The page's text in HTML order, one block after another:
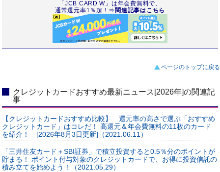
「JCB CARD W」は年会費無料で、
通常還元率1％超！⇒ 関連記事はこちら
ページのトップに戻る
クレジットカードおすすめ最新ニュース[2026年]の関連記
事
【クレジットカードおすすめ比較】 還元率の高さで選ぶ「おすすめ
クレジットカード」はコレだ！ 高還元＆年会費無料の11枚のカード
を紹介！ [2026年8月3日更新]（2021.06.11）
「三井住友カード＋SBI証券」で積立投資すると0.5％分のポイントが
貯まる！ ポイント付与対象のクレジットカードで、お得に投資信託の
積み立てを始めよう！（2021.05.29）